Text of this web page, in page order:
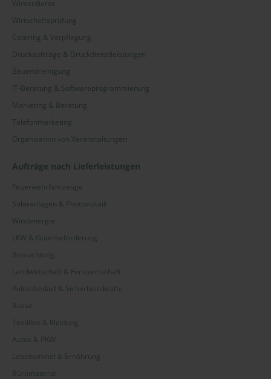
Winterdienst
Wirtschaftsprüfung
Catering & Verpflegung
Druckaufträge & Druckdienstleistungen
Bauendreinigung
IT-Beratung & Softwareprogrammierung
Marketing & Beratung
Telefonmarketing
Organisation von Veranstaltungen
Aufträge nach Lieferleistungen
Feuerwehrfahrzeuge
Solaranlagen & Photovoltaik
Windenergie
LKW & Güterbeförderung
Beleuchtung
Landwirtschaft & Forstwirtschaft
Polizeibedarf & Sicherheitskräfte
Busse
Textilien & Kleidung
Autos & PKW
Lebensmittel & Ernährung
Büromaterial